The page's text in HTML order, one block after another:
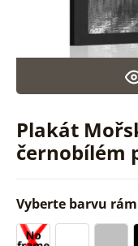
Plakát
černobílém
Vyberte barvu